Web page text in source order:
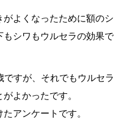
よくなったために額のシ
もシワもウルセラの効果で
ですが、それでもウルセラ
よかったです。
アンケートです。